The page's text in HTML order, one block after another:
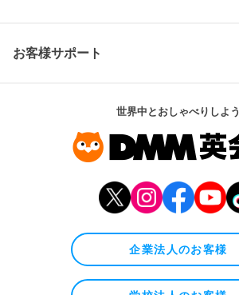
お客様サポート
世界中とおしゃべりしよう
企業法人のお客様